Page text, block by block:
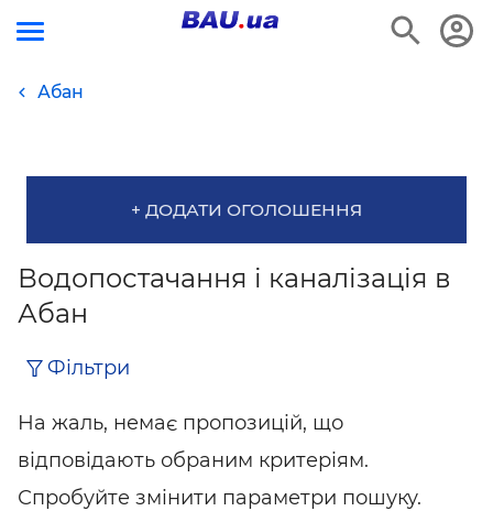
Абан
+ ДОДАТИ ОГОЛОШЕННЯ
Водопостачання і каналізація в
Абан
Фільтри
На жаль, немає пропозицій, що
відповідають обраним критеріям.
Спробуйте змінити параметри пошуку.